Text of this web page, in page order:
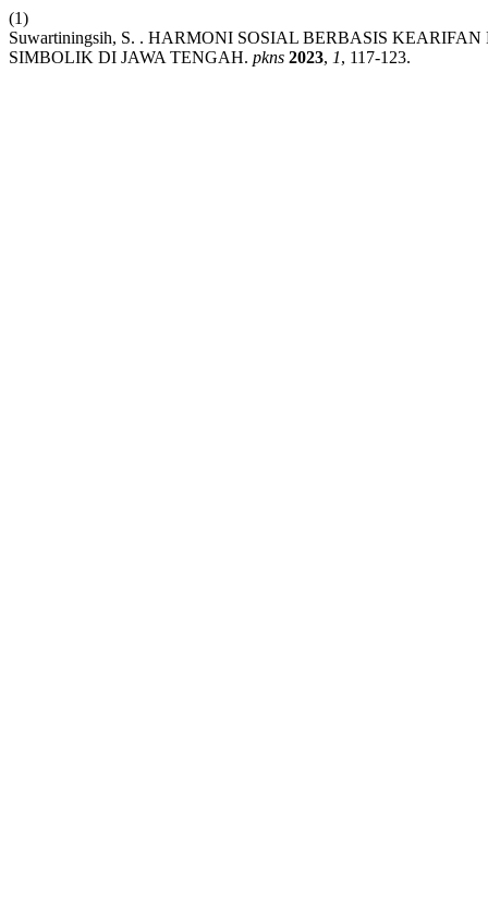
(1)
Suwartiningsih, S. . HARMONI SOSIAL BERBASIS
SIMBOLIK DI JAWA TENGAH. pkns 2023, 1, 117-123.